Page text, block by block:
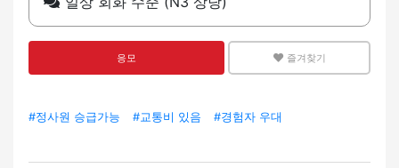
응모 즐겨찾기
#정사원 승급가능 #교통비 있음 #경험자 우대